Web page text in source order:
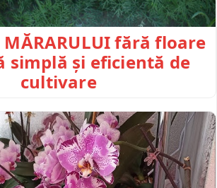
fără floare
simplă și eficientă de
cultivare